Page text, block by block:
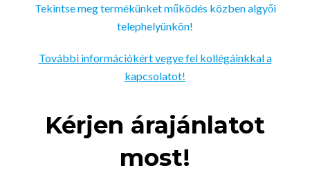
Tekintse meg termékünket működés közben algyői
telephelyünkön!
További információkért vegye fel kollégáinkkal a
kapcsolatot!
Kérjen árajánlatot
most!